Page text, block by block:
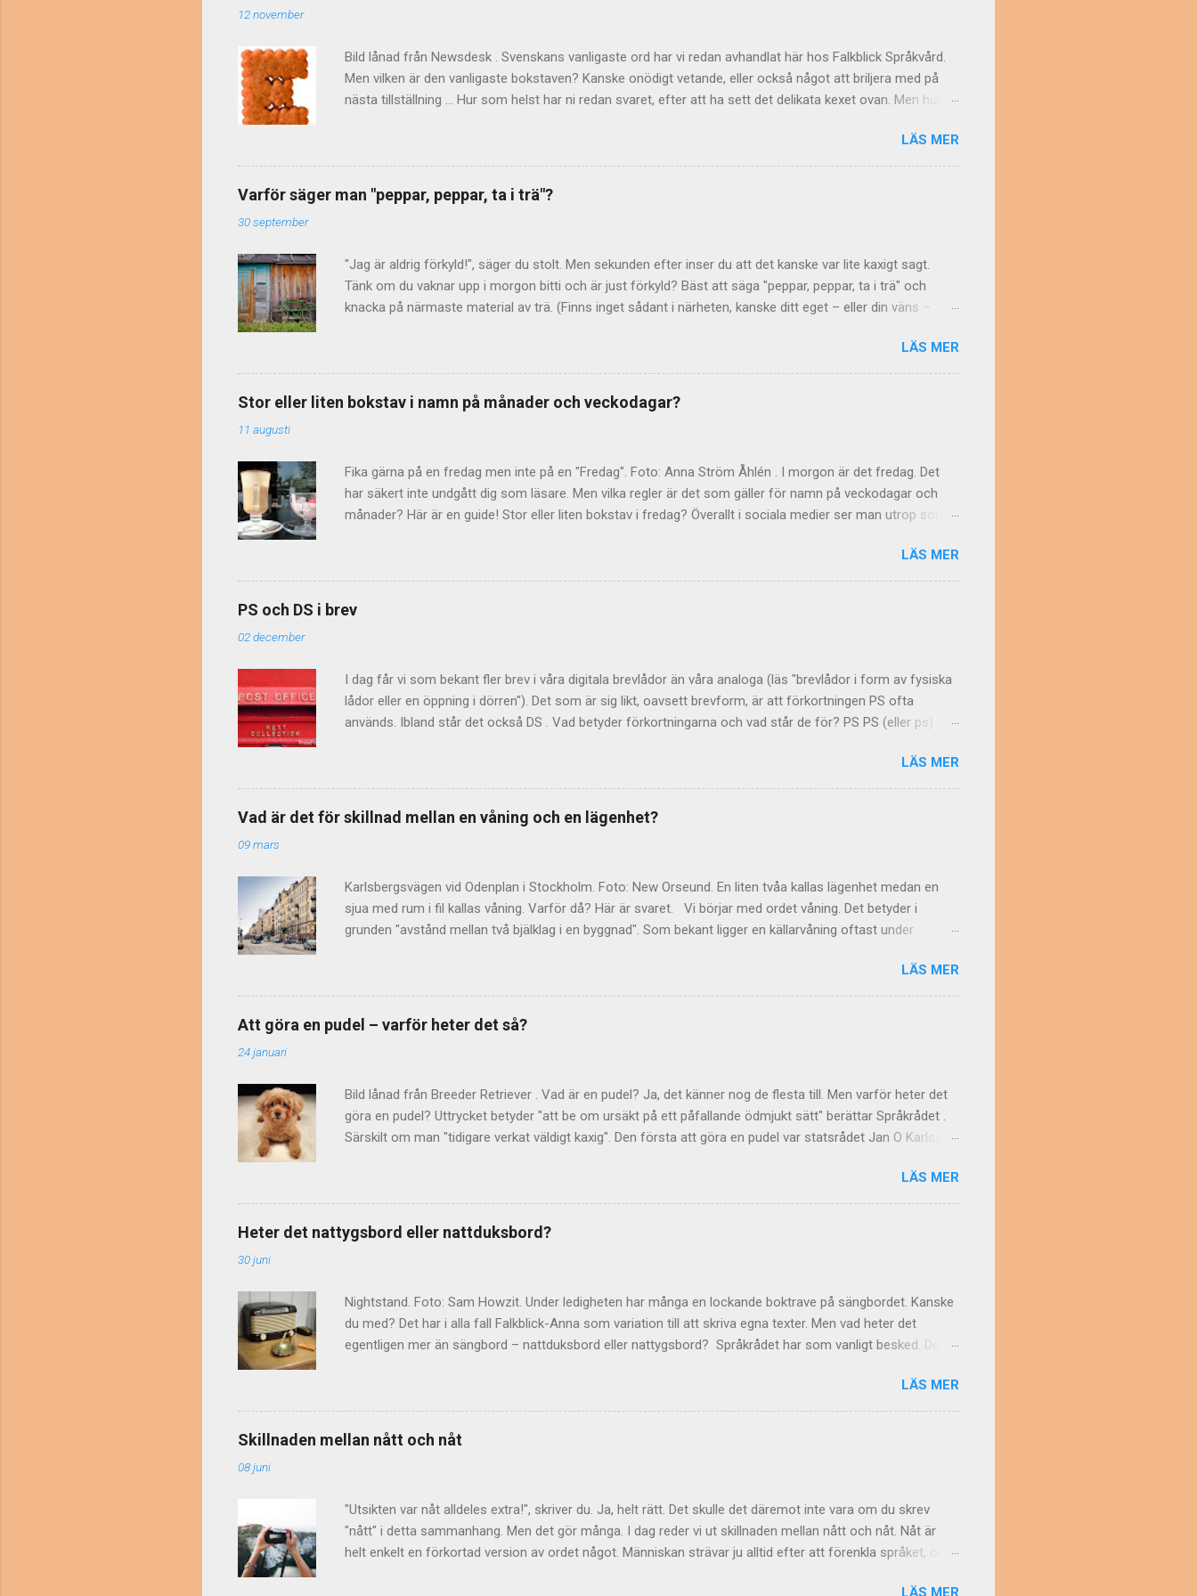
12 november
Bild lånad från Newsdesk . Svenskans vanligaste ord har vi redan avhandlat här hos Falkblick Språkvård.
Men vilken är den vanligaste bokstaven? Kanske onödigt vetande, eller också något att briljera med på
nästa tillställning ... Hur som helst har ni redan svaret, efter att ha sett det delikata kexet ovan. Men hur
bokstävernas relativa frekvens" berättar Språkrådet . Som underlag använde man tidningstexter från
1965. Resultatet publicerades sedan i Nusvensk ordbok I–IV och i Tiotusen i topp (1972). Ett problem var
att versaler och gemener (alltså stora och små varianter av samma bokstav) blev behandlade som
separata enheter. Vad det här betyder för statistiken vet man tyvärr inte. När det gäller gemenerna (de
LÄS MER
Varför säger man "peppar, peppar, ta i trä"?
30 september
"Jag är aldrig förkyld!", säger du stolt. Men sekunden efter inser du att det kanske var lite kaxigt sagt.
Tänk om du vaknar upp i morgon bitti och är just förkyld? Bäst att säga "peppar, peppar, ta i trä" och
knacka på närmaste material av trä. (Finns inget sådant i närheten, kanske ditt eget – eller din väns –
avskräckande kryddor på sin lycka, så att den inte ska locka till sig onda makter. Sedan urminnes tider har
ju människan föreställt sig att det finns illvilliga makter, som vill sätta stopp för lycka och framgång.
Genom att utföra olika riter vill man gardera sig och förhindra detta. Obehagligt klimat Men varför just
peppar? "Dra dit pepparn växer" var ett uttryck redan på 1700-talet. Troligen syftade man på Guyana ,
LÄS MER
Stor eller liten bokstav i namn på månader och veckodagar?
11 augusti
Fika gärna på en fredag men inte på en "Fredag". Foto: Anna Ström Åhlén . I morgon är det fredag. Det
har säkert inte undgått dig som läsare. Men vilka regler är det som gäller för namn på veckodagar och
månader? Här är en guide! Stor eller liten bokstav i fredag? Överallt i sociala medier ser man utrop som
Kommunikation och Språkrådet . Liten bokstav gäller i svenskan Regeln är enkel: Namn på veckodagar
och månader ska inledas med liten bokstav i svenskan. Stor bokstav gäller i engelskan Varför skriver då
LÄS MER
PS och DS i brev
02 december
I dag får vi som bekant fler brev i våra digitala brevlådor än våra analoga (läs "brevlådor i form av fysiska
lådor eller en öppning i dörren"). Det som är sig likt, oavsett brevform, är att förkortningen PS ofta
används. Ibland står det också DS . Vad betyder förkortningarna och vad står de för? PS PS (eller ps)
betyder "efter det skrivna". Förkortningen används, även internationellt, när man vill göra ett tillägg till sin
egen ursprungliga text. DS I svenskspråkiga sammanhang avslutas ibland texten i ett PS med
bokstäverna DS. Är detta också en latinsk förkortning, månne? Nej, inte så vitt man vet. Inte heller finns
någon internationell bakgrund eller motsvarighet till DS. Språkrådet pekar på den vanligaste förklaringen:
LÄS MER
Vad är det för skillnad mellan en våning och en lägenhet?
09 mars
Karlsbergsvägen vid Odenplan i Stockholm. Foto: New Orseund. En liten tvåa kallas lägenhet medan en
sjua med rum i fil kallas våning. Varför då? Här är svaret. Vi börjar med ordet våning. Det betyder i
grunden "avstånd mellan två bjälklag i en byggnad". Som bekant ligger en källarvåning oftast under
också vara detsamma som en bostadslägenhet. Det beror på att ordet från början användes om
bostäder som upptog ett helt våningsplan – alltså just stora, ståtliga våningar med flera rum i fil. Vem har
inte hört talas om begreppet paradvåning? Begreppet våning lever kvar om just sådana bostäder som
LÄS MER
Att göra en pudel – varför heter det så?
24 januari
Bild lånad från Breeder Retriever . Vad är en pudel? Ja, det känner nog de flesta till. Men varför heter det
göra en pudel? Uttrycket betyder "att be om ursäkt på ett påfallande ödmjukt sätt" berättar Språkrådet .
Särskilt om man "tidigare verkat väldigt kaxig". Den första att göra en pudel var statsrådet Jan O Karlsson
Vid en presskonferens bad han helt plötsligt om ursäkt. Strax därefter myntade Pål Jebsen, reklamman,
uttrycket att statsrådet " gjorde en hel pudel – lade sig på rygg och sprattlade med benen". Pål berättar
själv i en artikel om hur han fick sin idé. Man kan också göra en halv pudel eller en prettopudel –
underbara exempel på hur språket hela tiden finner nya vägar allt efter behov. Är det någon läsare som
LÄS MER
Heter det nattygsbord eller nattduksbord?
30 juni
Nightstand. Foto: Sam Howzit. Under ledigheten har många en lockande boktrave på sängbordet. Kanske
du med? Det har i alla fall Falkblick-Anna som variation till att skriva egna texter. Men vad heter det
egentligen mer än sängbord – nattduksbord eller nattygsbord? Språkrådet har som vanligt besked. Den
Nattduksbord, som är det ursprungliga ordet, härstammar från 1600-talet. Då syftade man på den
nattduk som dåtidens damer hade sina toalettsaker i. Under 1700-talet kom sedan ordet nattygsbord,
LÄS MER
Skillnaden mellan nått och nåt
08 juni
"Utsikten var nåt alldeles extra!", skriver du. Ja, helt rätt. Det skulle det däremot inte vara om du skrev
"nått" i detta sammanhang. Men det gör många. I dag reder vi ut skillnaden mellan nått och nåt. Nåt är
helt enkelt en förkortad version av ordet något. Människan strävar ju alltid efter att förenkla språket, och
LÄS MER